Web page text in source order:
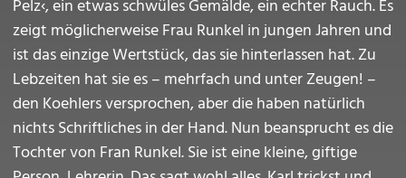
Pelz‹, ein etwas schwüles Gemälde, ein echter Rauch. Es
zeigt möglicherweise Frau Runkel in jungen Jahren und
ist das einzige Wertstück, das sie hinterlassen hat. Zu
Lebzeiten hat sie es – mehrfach und unter Zeugen! –
den Koehlers versprochen, aber die haben natürlich
nichts Schriftliches in der Hand. Nun beansprucht es die
Tochter von Fran Runkel. Sie ist eine kleine, giftige